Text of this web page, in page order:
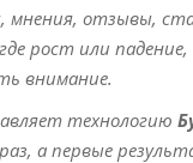
мнения, отзывы,
рост или
внимание.
технологию
а первые